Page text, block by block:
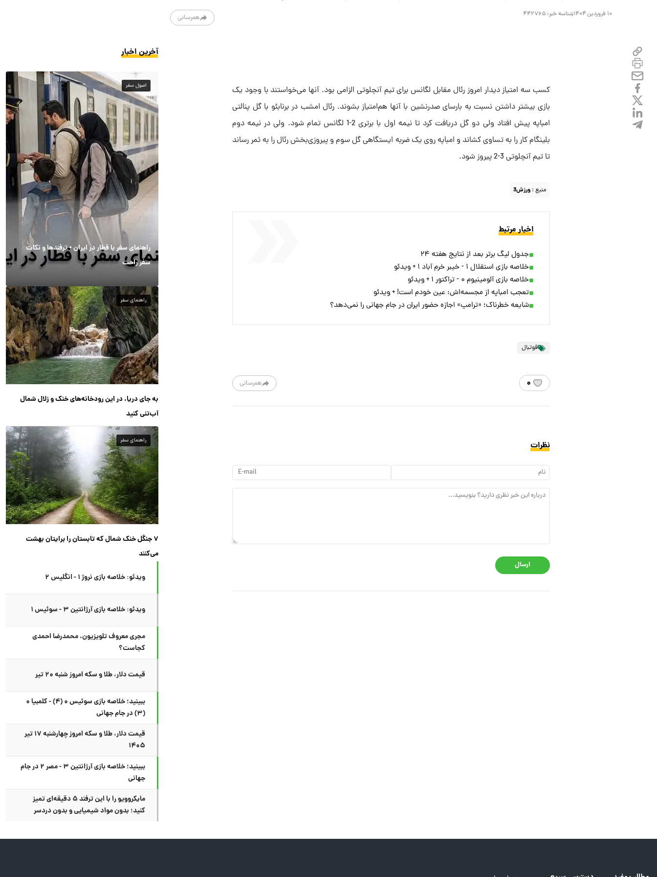
۱۰ فروردین ۱۴۰۴ شناسه خبر: ۴۴۲۷۶۵ همرسانی
کسب سه امتیاز دیدار امروز رئال مقابل ‌لگانس برای تیم آنچلوتی الزامی بود. آنها می‌خواستند با وجود یک
‌بازی بیشتر داشتن نسبت به بارسای صدرنشین با آنها هم‌امتیاز ‌بشوند. رئال امشب در برنابئو با گل پنالتی
امباپه پیش افتاد ولی دو ‌گل دریافت کرد تا نیمه اول با برتری 2-1 لگانس تمام شود. ولی در ‌نیمه دوم
بلینگام کار را به تساوی کشاند و امباپه روی یک ضربه ‌ایستگاهی گل سوم و پیروزی‌بخش رئال را به ثمر رساند
تا تیم ‌آنچلوتی 3-2 پیروز شود.
منبع : ورزش3
اخبار مرتبط
جدول لیگ برتر بعد از نتایج هفته ۲۴
خلاصه بازی استقلال ۱ - خیبر خرم آباد ۱ + ویدئو
خلاصه بازی آلومینیوم ۰ - تراکتور ۱ + ویدئو
تعجب امباپه از مجسمه‌اش: عین خودم است! + ویدئو
شایعه خطرناک؛ «ترامپ» اجازه حضور ایران در جام جهانی را نمی‌دهد؟
فوتبال
همرسانی ۰
نظرات
ارسال
آخرین اخبار
اصول سفر
راهنمای سفر با قطار در ایران + ترفندها و نکات
سفر راحت
راهنمای سفر
به جای دریا، در این رودخانه‌های خنک و زلال شمال
آب‌تنی کنید
راهنمای سفر
۷ جنگل خنک شمال که تابستان را برایتان بهشت
می‌کنند
ویدئو: خلاصه بازی نروژ ۱ - انگلیس ۲
ویدئو: خلاصه بازی آرژانتین ۳ - سوئیس ۱
مجری معروف تلویزیون، محمدرضا احمدی
کجاست؟
قیمت دلار، طلا و سکه امروز شنبه ۲۰ تیر
ببینید؛ خلاصه بازی سوئیس ۰ (۴) - کلمبیا ۰
(۳) در جام جهانی
قیمت دلار، طلا و سکه امروز چهارشنبه ۱۷ تیر
۱۴۰۵
ببینید؛ خلاصه بازی آرژانتین ۳ - مصر ۲ در جام
جهانی
مایکروویو را با این ترفند ۵ دقیقه‌ای تمیز
کنید؛ بدون مواد شیمیایی و بدون دردسر